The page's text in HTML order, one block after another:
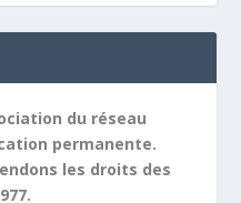
du réseau
permanente.
les droits des